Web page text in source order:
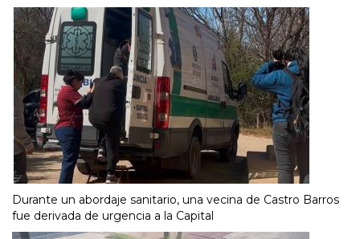
Durante un abordaje sanitario, una vecina de Castro Barros
fue derivada de urgencia a la Capital